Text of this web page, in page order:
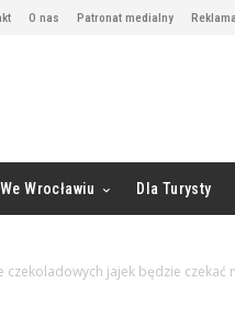
O nas Patronat medialny Reklama
Wrocławiu Dla Turysty
czekoladowych jajek będzie czekać